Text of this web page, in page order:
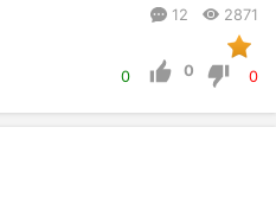
12 2871
0 0 0